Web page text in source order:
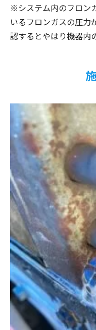
※システム内のフロン
いるフロンガスの圧力
認するとやはり機器内